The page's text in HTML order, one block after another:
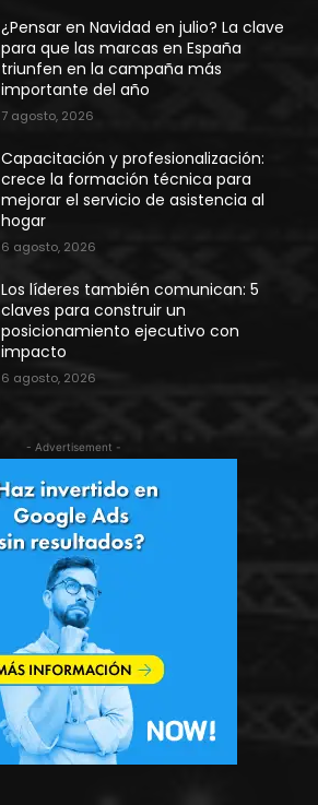
¿Pensar en Navidad en julio? La clave
para que las marcas en España
triunfen en la campaña más
importante del año
7 agosto, 2026
Capacitación y profesionalización:
crece la formación técnica para
mejorar el servicio de asistencia al
hogar
6 agosto, 2026
Los líderes también comunican: 5
claves para construir un
posicionamiento ejecutivo con
impacto
6 agosto, 2026
- Advertisement -